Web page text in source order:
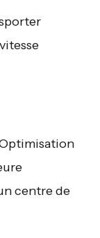
centre de